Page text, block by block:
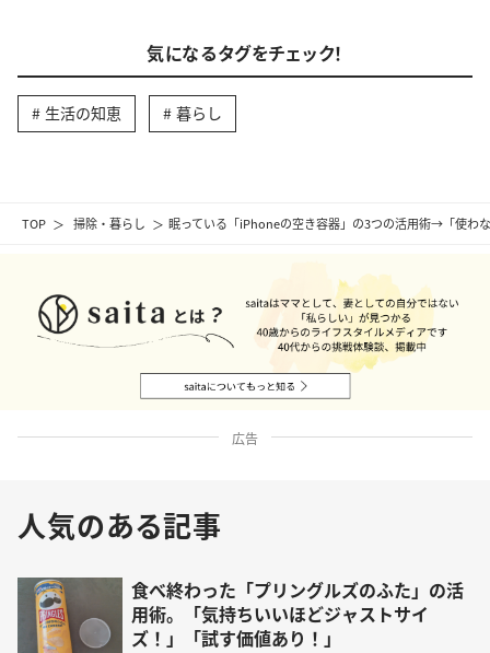
TOP 掃除・暮らし 眠っている「iPhoneの空き容器」の3つの活用術→「使わ
気になるタグをチェック！
生活の知恵 暮らし
広告
人気のある記事
食べ終わった「プリングルズのふた」の活
用術。「気持ちいいほどジャストサイ
ズ！」「試す価値あり！」